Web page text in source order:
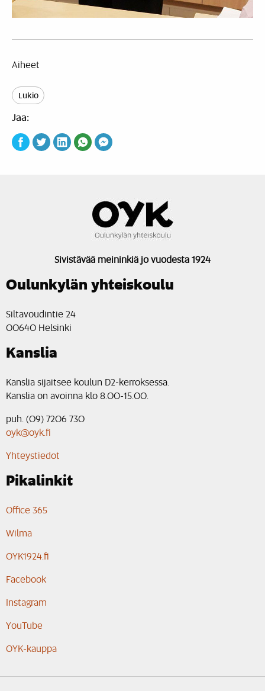
Aiheet
Lukio
Jaa:
Sivistävää meininkiä jo vuodesta 1924
Oulunkylän yhteiskoulu
Siltavoudintie 24
00640 Helsinki
Kanslia
Kanslia sijaitsee koulun D2-kerroksessa.
Kanslia on avoinna klo 8.00-15.00.
puh. (09) 7206 730
oyk@oyk.fi
Yhteystiedot
Pikalinkit
Office 365
Wilma
OYK1924.fi
Facebook
Instagram
YouTube
OYK-kauppa